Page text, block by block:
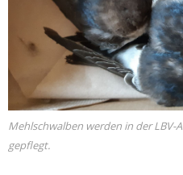
Mehlschwalben werden in der
gepflegt.